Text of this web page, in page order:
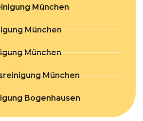
München
München
München
München
Bogenhausen